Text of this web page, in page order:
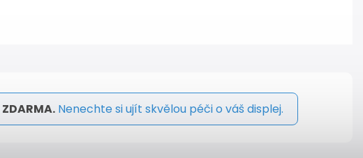
ZDARMA. Nenechte si ujít skvělou péči o váš displej.